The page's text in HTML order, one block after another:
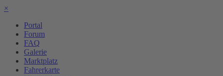
×
Portal
Forum
FAQ
Galerie
Marktplatz
Fahrerkarte